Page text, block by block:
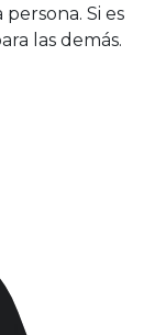
Si es
las demás.